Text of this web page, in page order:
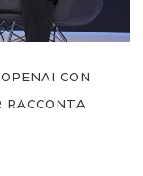
CON
RACCONTA